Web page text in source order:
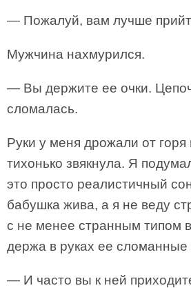
— Пожалуй, вам лучше
Мужчина нахмурился.
— Вы держите ее очки.
сломалась.
Руки у меня дрожали от горя
тихонько звякнула. Я
это просто реалистичный
бабушка жива, а я не веду
с не менее странным типом
держа в руках ее сломанные
— И часто вы к ней